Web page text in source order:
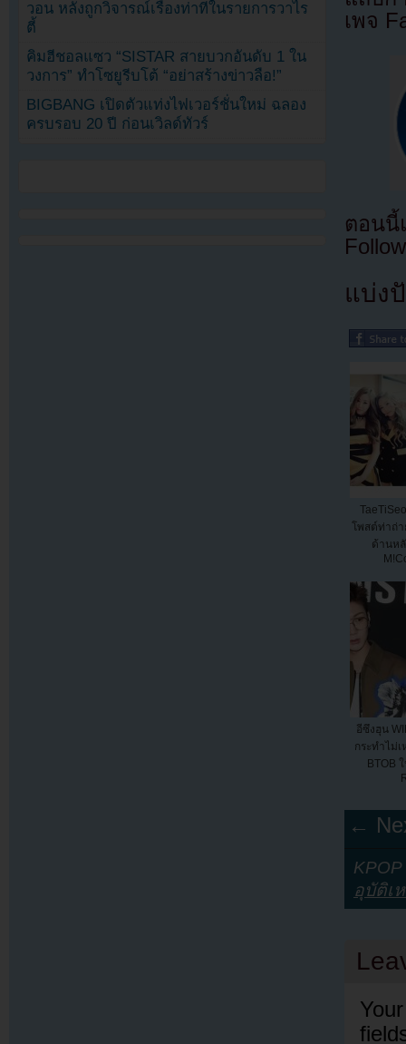
เพจ
ตอนนี้
แบ่ง
โพสต์ท่าถ่
ด้านหลั
อีซึงฮุน
กระทำไม่
BTOB
←
อุบัติเ
วอน หลังถูกวิจารณ์เรื่องท่าทีในรายการวาไร
ตี้
คิมฮีชอลแซว “SISTAR สายบวกอันดับ 1 ใน
วงการ” ทำโซยูรีบโต้ “อย่าสร้างข่าวลือ!”
BIGBANG เปิดตัวแท่งไฟเวอร์ชั่นใหม่ ฉลอง
ครบรอบ 20 ปี ก่อนเวิลด์ทัวร์